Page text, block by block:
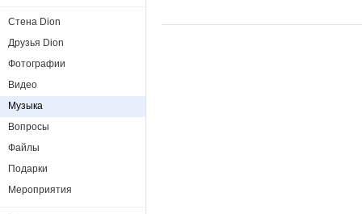
Стена Dion
Друзья Dion
Фотографии
Видео
Музыка
Вопросы
Файлы
Подарки
Мероприятия